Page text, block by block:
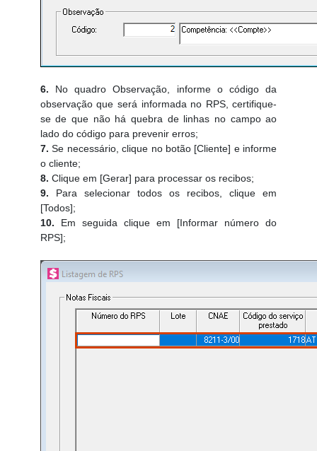
6. No quadro Observação, informe o código da
observação que será informada no RPS, certifique-
se de que não há quebra de linhas no campo ao
lado do código para prevenir erros;
7.Se necessário, clique no botão [Cliente] e informe
o cliente;
8. Clique em [Gerar] para processar os recibos;
9. Para selecionar todos os recibos, clique em
[Todos];
10. Em seguida clique em [Informar número do
RPS];